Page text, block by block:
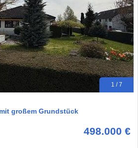
1 / 7
großem Grundstück
498.000 €